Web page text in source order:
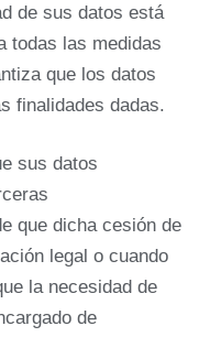
de sus datos está
todas las medidas
que los datos
finalidades dadas.
sus datos
que dicha cesión de
legal o cuando
la necesidad de
de